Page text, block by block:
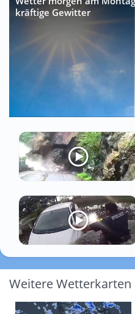
kräftige Gewitter
Weitere Wetterkarten